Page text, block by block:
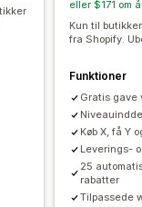
Segmentering
eller $171 om
Kun til
fra Shopify.
Funktioner
Gratis gave
Køb X, få Y
Leverings-
25
rabatter
Tilpassede